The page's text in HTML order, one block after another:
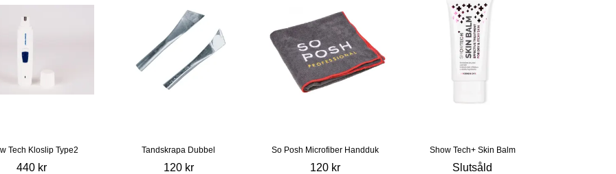
Tech Kloslip Type2
440 kr
Tandskrapa Dubbel
120 kr
So Posh Microfiber Handduk
120 kr
Show Tech+ Skin Balm
Slutsåld